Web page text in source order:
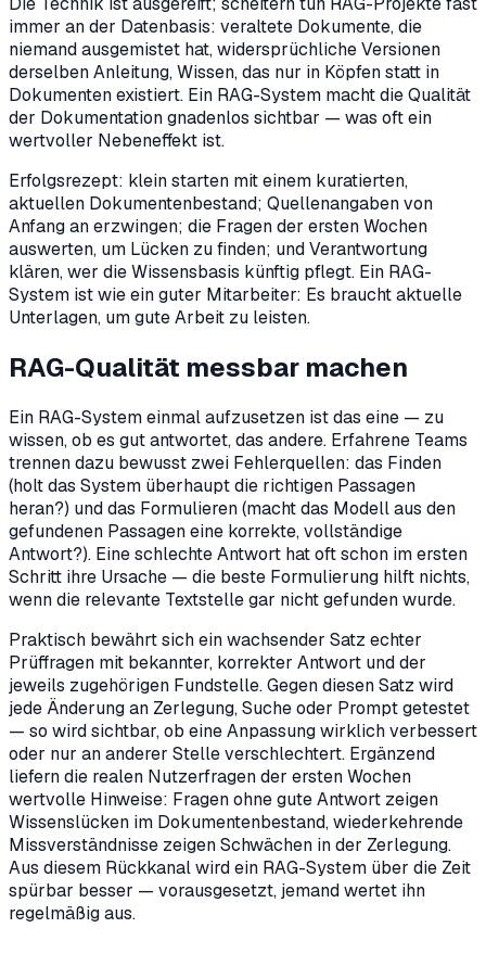
immer an der Datenbasis: veraltete Dokumente, die
niemand ausgemistet hat, widersprüchliche Versionen
derselben Anleitung, Wissen, das nur in Köpfen statt in
Dokumenten existiert. Ein RAG-System macht die Qualität
der Dokumentation gnadenlos sichtbar — was oft ein
wertvoller Nebeneffekt ist.
Erfolgsrezept: klein starten mit einem kuratierten,
aktuellen Dokumentenbestand; Quellenangaben von
Anfang an erzwingen; die Fragen der ersten Wochen
auswerten, um Lücken zu finden; und Verantwortung
klären, wer die Wissensbasis künftig pflegt. Ein RAG-
System ist wie ein guter Mitarbeiter: Es braucht aktuelle
Unterlagen, um gute Arbeit zu leisten.
RAG-Qualität messbar machen
Ein RAG-System einmal aufzusetzen ist das eine — zu
wissen, ob es gut antwortet, das andere. Erfahrene Teams
trennen dazu bewusst zwei Fehlerquellen: das Finden
(holt das System überhaupt die richtigen Passagen
heran?) und das Formulieren (macht das Modell aus den
gefundenen Passagen eine korrekte, vollständige
Antwort?). Eine schlechte Antwort hat oft schon im ersten
Schritt ihre Ursache — die beste Formulierung hilft nichts,
wenn die relevante Textstelle gar nicht gefunden wurde.
Praktisch bewährt sich ein wachsender Satz echter
Prüffragen mit bekannter, korrekter Antwort und der
jeweils zugehörigen Fundstelle. Gegen diesen Satz wird
jede Änderung an Zerlegung, Suche oder Prompt getestet
— so wird sichtbar, ob eine Anpassung wirklich verbessert
oder nur an anderer Stelle verschlechtert. Ergänzend
liefern die realen Nutzerfragen der ersten Wochen
wertvolle Hinweise: Fragen ohne gute Antwort zeigen
Wissenslücken im Dokumentenbestand, wiederkehrende
Missverständnisse zeigen Schwächen in der Zerlegung.
Aus diesem Rückkanal wird ein RAG-System über die Zeit
spürbar besser — vorausgesetzt, jemand wertet ihn
regelmäßig aus.